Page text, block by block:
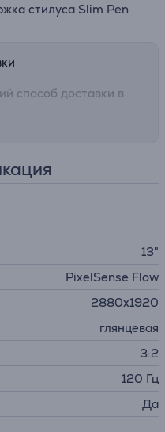
стилуса Slim Pen
способ доставки в
13"
PixelSense Flow
2880x1920
глянцевая
3:2
120 Гц
Да